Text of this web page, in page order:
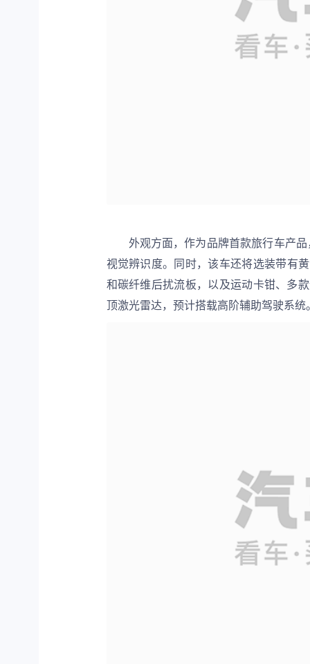
外观方面，作为品牌首款旅行车产
视觉辨识度。同时，该车还将选装带有
和碳纤维后扰流板，以及运动卡钳、多
顶激光雷达，预计搭载高阶辅助驾驶系统